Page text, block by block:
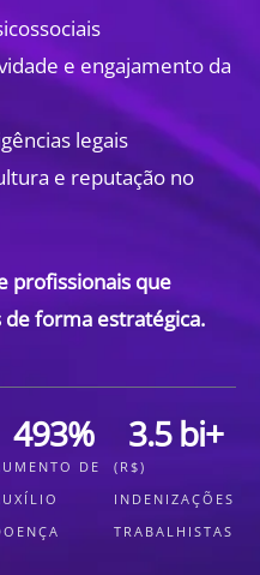
e engajamento da
legais
e reputação no
profissionais que
forma estratégica.
DE
493%
(R$)
INDENIZAÇÕES
TRABALHISTAS
3.5 bi+